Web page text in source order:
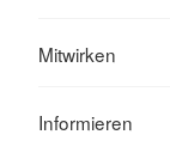
Mitwirken
Informieren